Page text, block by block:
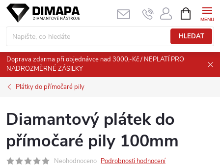
Přejít
obsah
HLEDAT
NÁKUPNÍ
KOŠÍK
Doprava zdarma při objednávce nad 3000,-Kč / NEPLATÍ PRO
NADROZMĚRNÉ ZÁSILKY
Plátky do přímočaré pily
Diamantový plátek do
přímočaré pily 100mm
Neohodnoceno Podrobnosti hodnocení